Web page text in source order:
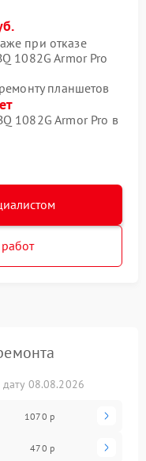
при отказе
1082G Armor Pro
планшетов
1082G Armor Pro в
08.08.2026
1070 р
470 р